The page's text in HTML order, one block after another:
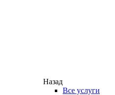
Назад
Все услуги